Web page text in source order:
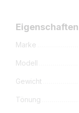
Eigenschaften
Marke
Modell
Gewicht
Tönung